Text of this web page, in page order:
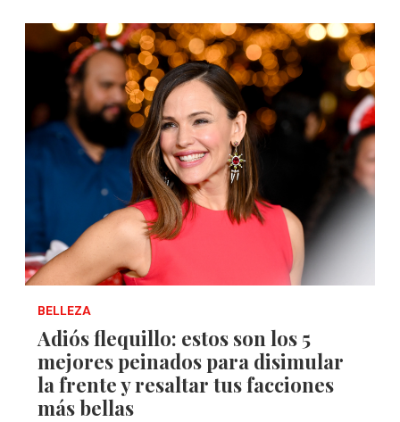
BELLEZA
Adiós flequillo: estos son los 5
mejores peinados para disimular
la frente y resaltar tus facciones
más bellas